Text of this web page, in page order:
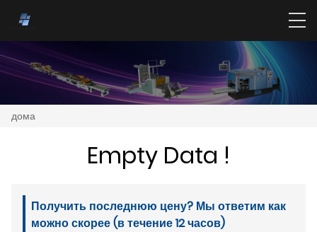
дома
Empty Data !
Получить последнюю цену? Мы ответим как
можно скорее (в течение 12 часов)